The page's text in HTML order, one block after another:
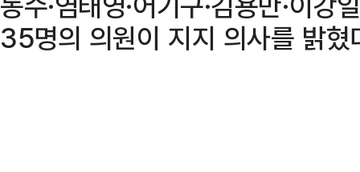
35명의 의원이 지지 의사를 밝혔